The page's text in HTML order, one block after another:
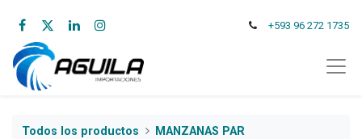
+593 96 272 1735
Todos los productos
MANZANAS PAR